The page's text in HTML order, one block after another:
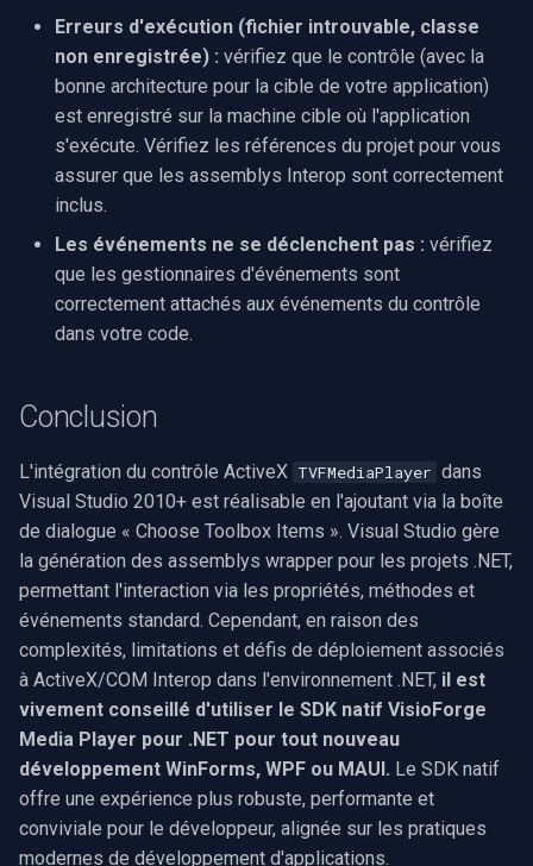
Erreurs d'exécution (fichier introuvable, classe
non enregistrée) : vérifiez que le contrôle (avec la
bonne architecture pour la cible de votre application)
est enregistré sur la machine cible où l'application
s'exécute. Vérifiez les références du projet pour vous
assurer que les assemblys Interop sont correctement
inclus.
Les événements ne se déclenchent pas : vérifiez
que les gestionnaires d'événements sont
correctement attachés aux événements du contrôle
dans votre code.
Conclusion
L'intégration du contrôle ActiveX TVFMediaPlayer dans
Visual Studio 2010+ est réalisable en l'ajoutant via la boîte
de dialogue « Choose Toolbox Items ». Visual Studio gère
la génération des assemblys wrapper pour les projets .NET,
permettant l'interaction via les propriétés, méthodes et
événements standard. Cependant, en raison des
complexités, limitations et défis de déploiement associés
à ActiveX/COM Interop dans l'environnement .NET, il est
vivement conseillé d'utiliser le SDK natif VisioForge
Media Player pour .NET pour tout nouveau
développement WinForms, WPF ou MAUI. Le SDK natif
offre une expérience plus robuste, performante et
conviviale pour le développeur, alignée sur les pratiques
modernes de développement d'applications.